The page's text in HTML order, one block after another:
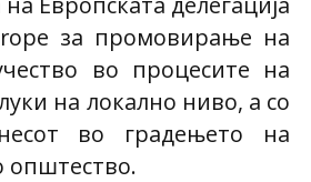
за промовирање на
во процесите на
на локално ниво, а со
во градењето на
општество.